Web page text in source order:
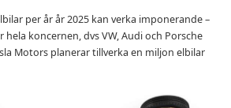
per år år 2025 kan verka imponerande –
koncernen, dvs VW, Audi och Porsche
Motors planerar tillverka en miljon elbilar